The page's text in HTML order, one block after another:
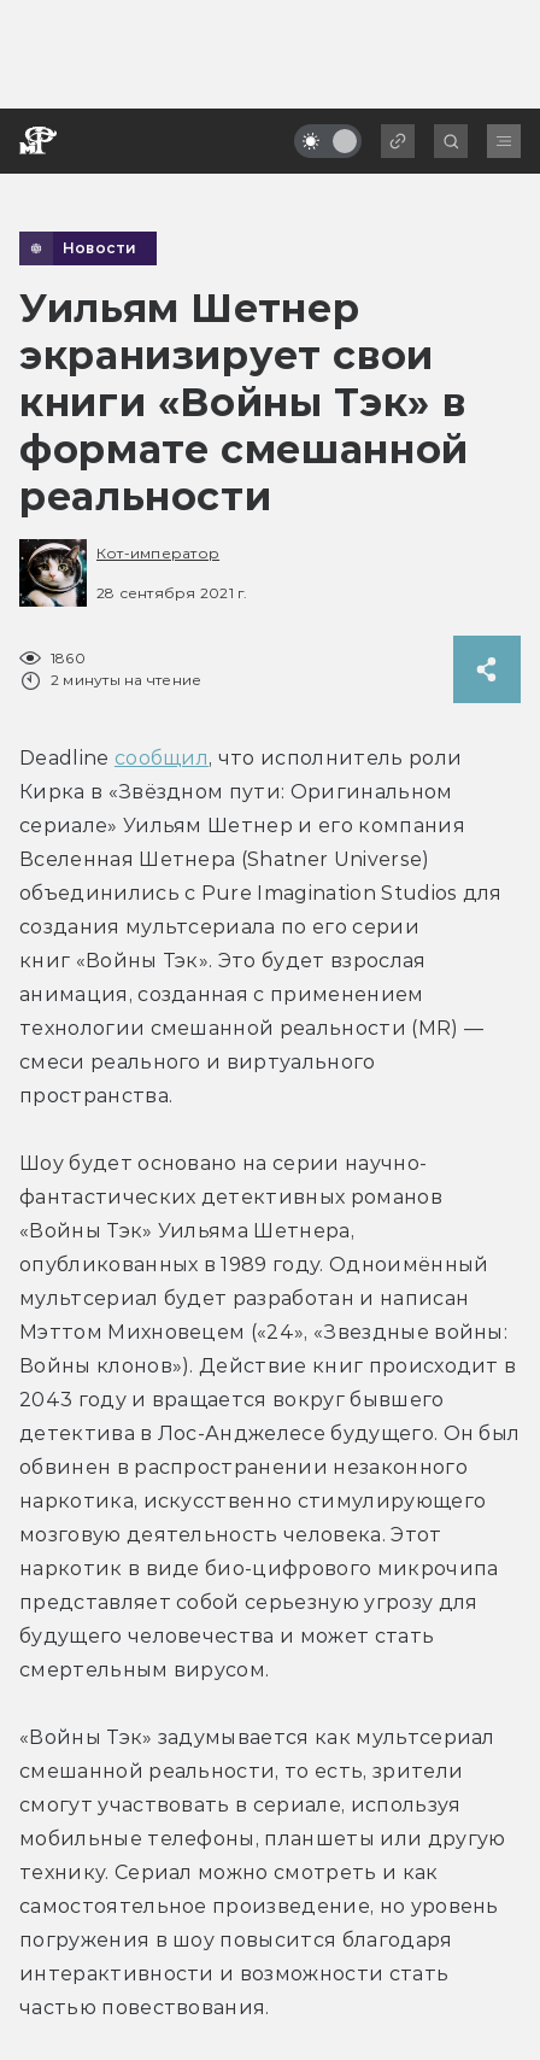
Новости
Уильям Шетнер
экранизирует свои
книги «Войны Тэк» в
формате смешанной
реальности
Кот-император
28 сентября 2021 г.
1860
2 минуты на чтение
Deadline сообщил, что исполнитель роли
Кирка в «Звёздном пути: Оригинальном
сериале» Уильям Шетнер и его компания
Вселенная Шетнера (Shatner Universe)
объединились с Pure Imagination Studios для
создания мультсериала по его серии
книг «Войны Тэк». Это будет взрослая
анимация, созданная с применением
технологии смешанной реальности (MR) —
смеси реального и виртуального
пространства.
Шоу будет основано на серии научно-
фантастических детективных романов
«Войны Тэк» Уильяма Шетнера,
опубликованных в 1989 году. Одноимённый
мультсериал будет разработан и написан
Мэттом Михновецем («24», «Звездные войны:
Войны клонов»). Действие книг происходит в
2043 году и вращается вокруг бывшего
детектива в Лос-Анджелесе будущего. Он был
обвинен в распространении незаконного
наркотика, искусственно стимулирующего
мозговую деятельность человека. Этот
наркотик в виде био-цифрового микрочипа
представляет собой серьезную угрозу для
будущего человечества и может стать
смертельным вирусом.
«Войны Тэк» задумывается как мультсериал
смешанной реальности, то есть, зрители
смогут участвовать в сериале, используя
мобильные телефоны, планшеты или другую
технику. Сериал можно смотреть и как
самостоятельное произведение, но уровень
погружения в шоу повысится благодаря
интерактивности и возможности стать
частью повествования.